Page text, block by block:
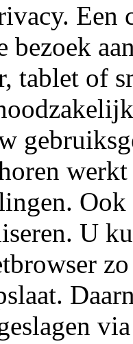
Een
bezoek
tablet of
U